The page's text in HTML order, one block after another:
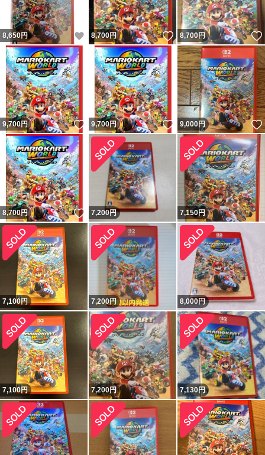
8,650円 いいね！
8,700円 いいね！
8,700円
9,700円 いいね！
9,700円 いいね！
9,000円
8,700円 いいね！
7,200円 7,150円
7,100円 7,200円 8,000円
7,100円 7,200円 7,130円